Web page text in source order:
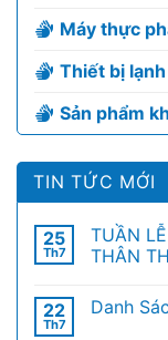
Máy thực
Thiết bị lạnh
Sản phẩm
TIN TỨC MỚI
25
Th7
TUẦN
THÂN
22
Th7
Danh